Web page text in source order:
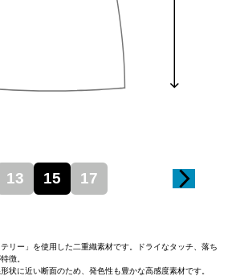
13 15 17
リー」を使用した二重織素材です。ドライなタッチ、落ち
徴。
状に近い断面のため、発色性も豊かな高感度素材です。